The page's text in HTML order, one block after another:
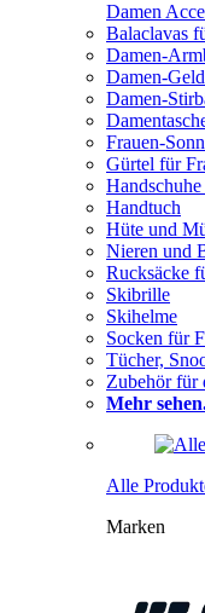
Damen
Balaclavas
Damen-
Damen-
Damen-
Frauen-
Gürtel für
Handtuch
Hüte und
Nieren und
Rucksäcke
Skibrille
Skihelme
Socken für
Tücher,
Zubehör für
Mehr
Alle
Marken